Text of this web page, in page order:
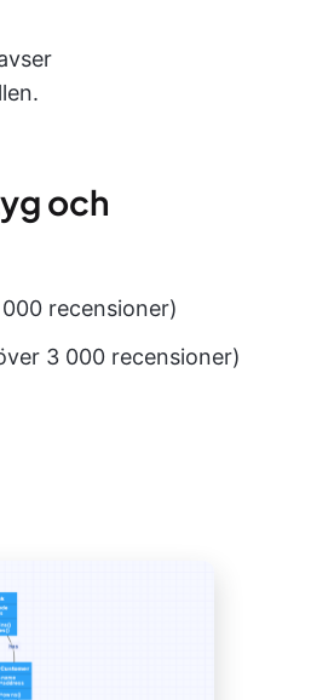
och
recensioner)
3 000 recensioner)